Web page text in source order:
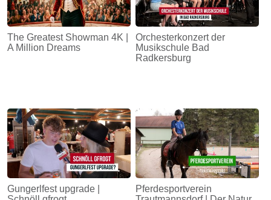
The Greatest Showman 4K |
A Million Dreams
Orchesterkonzert der
Musikschule Bad
Radkersburg
Gungerlfest upgrade |
Pferdesportverein